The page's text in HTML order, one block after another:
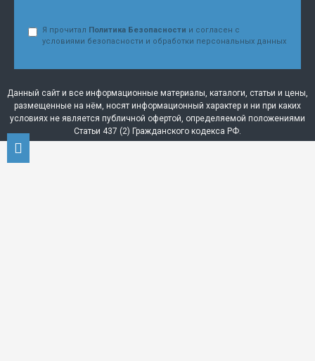
Я прочитал Политика Безопасности и согласен с
условиями безопасности и обработки персональных данных
Данный сайт и все информационные материалы, каталоги, статьи и цены,
размещенные на нём, носят информационный характер и ни при каких
условиях не является публичной офертой, определяемой положениями
Статьи 437 (2) Гражданского кодекса РФ.